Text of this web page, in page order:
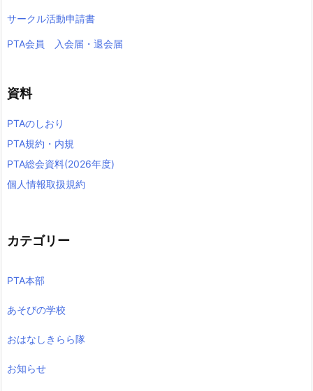
サークル活動申請書
PTA会員 入会届・退会届
資料
PTAのしおり
PTA規約・内規
PTA総会資料(2026年度)
個人情報取扱規約
カテゴリー
PTA本部
あそびの学校
おはなしきらら隊
お知らせ